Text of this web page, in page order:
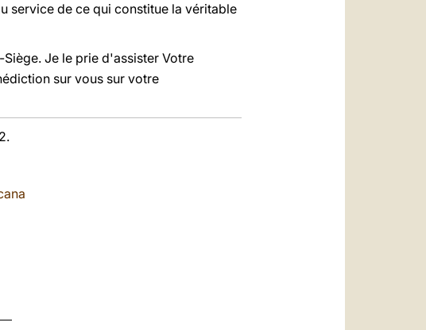
service de ce qui constitue la véritable
Je le prie d'assister Votre
sur vous sur votre